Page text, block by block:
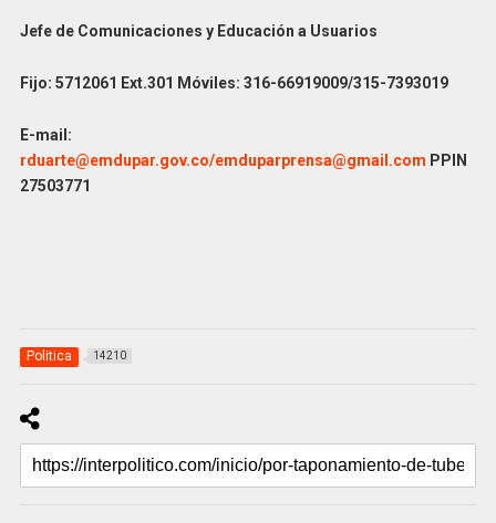
Jefe de Comunicaciones y Educación a Usuarios
Fijo: 5712061 Ext.301 Móviles: 316-66919009/315-7393019
E-mail:
rduarte@emdupar.gov.co/emduparprensa@gmail.com PPIN
27503771
Politica 14210